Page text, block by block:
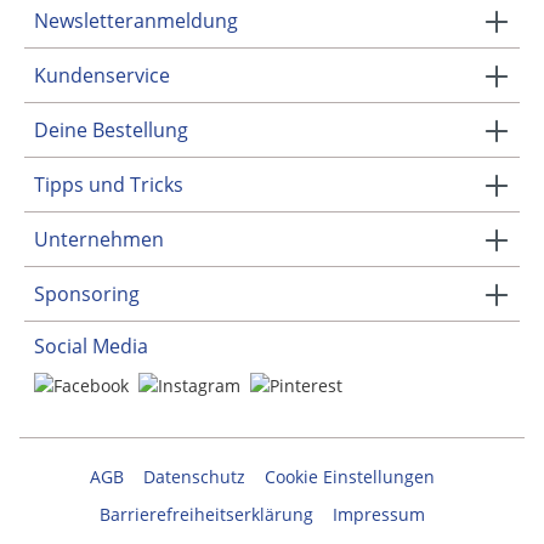
Newsletteranmeldung
Kundenservice
Deine Bestellung
Tipps und Tricks
Unternehmen
Sponsoring
Social Media
AGB Datenschutz
Cookie Einstellungen
Barrierefreiheitserklärung
Impressum